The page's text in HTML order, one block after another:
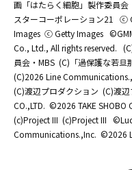
画「はたらく細胞」製作委員会
スターコーポレーション21
ⓒ
Images ⓒ Getty Images
Co., Ltd., All rights reserved.
員会・MBS (C)「過保護な若旦
(C)2026 Line
(C)渡辺プロダクション (C)渡
CO.,LTD. ©2026 TAKE SHOBO
(c)Project III (c)Project III
Communications.,Inc. ©2026